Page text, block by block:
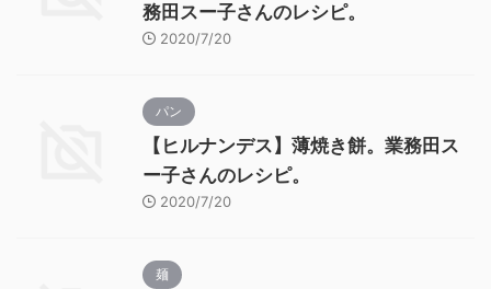
務田スー子さんのレシピ。
2020/7/20
パン
【ヒルナンデス】薄焼き餅。業務田ス
ー子さんのレシピ。
2020/7/20
麺